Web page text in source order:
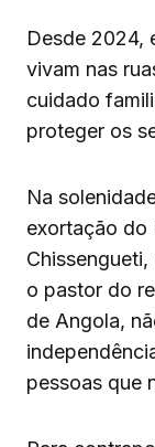
Desde 2024,
vivam nas
cuidado
proteger os
Na
exortação do
o pastor do
de Angola,
pessoas que